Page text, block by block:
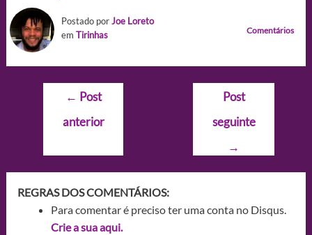
Postado porJoe Loreto
em Tirinhas Comentários
Navegação
Post
← Post
anterior
Post
seguinte
→
REGRAS DOS COMENTÁRIOS:
Para comentar é preciso ter uma conta no Disqus.
Crie a sua aqui.